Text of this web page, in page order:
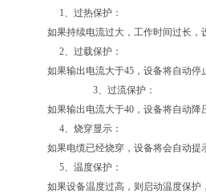
1、过热保护：
如果持续电流过大，工作时间过长，
2、过载保护：
如果输出电流大于45，设备将自动
3、过流保护：
如果输出电流大于40，设备将自动降
4、烧穿显示：
如果电缆已经烧穿，设备将会自动提
5、温度保护：
如果设备温度过高，则启动温度保护